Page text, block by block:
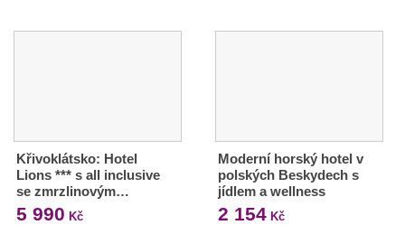
Křivoklátsko: Hotel
Lions *** s all inclusive
se zmrzlinovým…
5 990 Kč
Moderní horský hotel v
polských Beskydech s
jídlem a wellness
2 154Kč